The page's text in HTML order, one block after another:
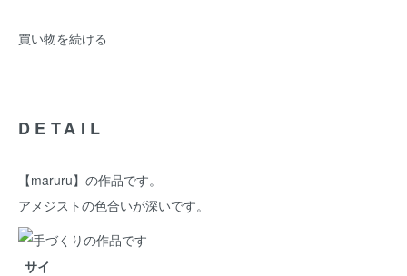
買い物を続ける
DETAIL
【maruru】の作品です。
アメジストの色合いが深いです。
サイ